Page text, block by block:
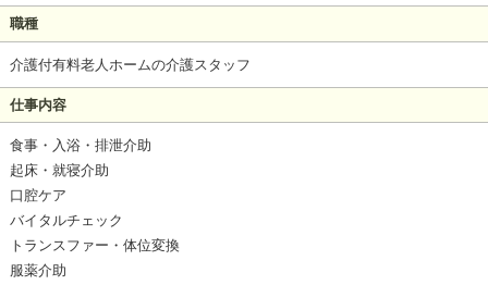
職種
介護付有料老人ホームの介護スタッフ
仕事内容
食事・入浴・排泄介助
起床・就寝介助
口腔ケア
バイタルチェック
トランスファー・体位変換
服薬介助